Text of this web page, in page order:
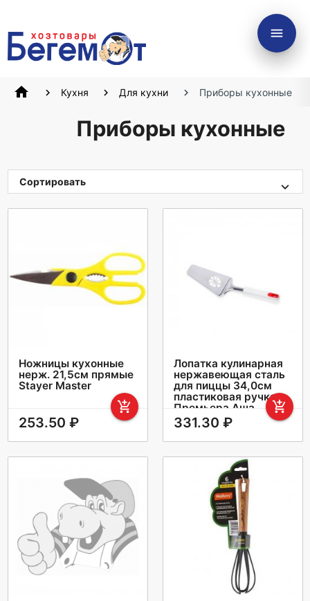
menu
home Кухня Для кухни Приборы кухонные
Приборы кухонные
Сортировать
Ножницы кухонные
нерж. 21,5cм прямые
Stayer Master
add_shopping_cart
253.50 ₽
Лопатка кулинарная
нержавеющая сталь
для пиццы 34,0см
пластиковая ручка
Премьера Аша
add_shopping_cart
331.30 ₽